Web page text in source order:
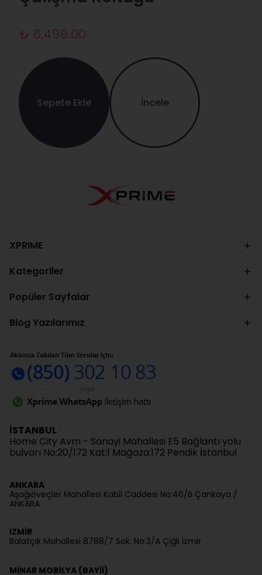
₺ 6,499.00
Sepete Ekle İncele
XPRIME
Kategoriler
Popüler Sayfalar
Blog Yazılarımız
İSTANBUL
Home City Avm - Sanayi Mahallesi E5 Bağlantı yolu
bulvarı No:20/172 Kat:1 Mağaza:172 Pendik İstanbul
ANKARA
Aşağıöveçler Mahallesi Kabil Caddesi No:46/B Çankaya /
ANKARA
İZMİR
Balatçık Mahallesi 8788/7 Sok. No:3/A Çiğli İzmir
MİNAR MOBİLYA (BAYİİ)